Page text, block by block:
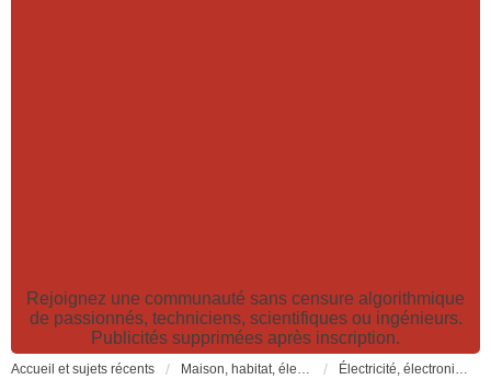
Rejoignez une communauté sans censure algorithmique
de passionnés, techniciens, scientifiques ou ingénieurs.
Publicités supprimées après inscription.
Accueil et sujets récents Maison, habitat, électricité et jardin. Travaux et bricolage. Électricité, électronique et informatique: Hi-Tech, internet, DIY, éclairage, matériels et nouveautés